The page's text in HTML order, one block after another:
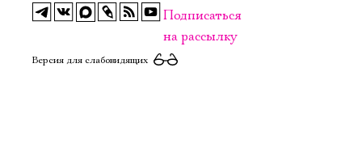
Подписаться
на рассылку
Версия для слабовидящих
Ознакомиться